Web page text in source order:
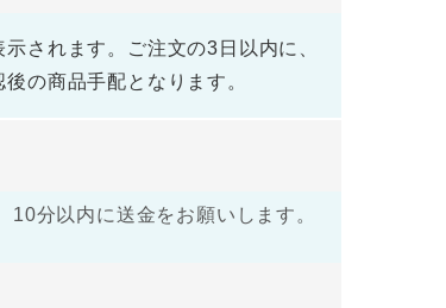
されます。ご注文の3日以内に、
の商品手配となります。
分以内に送金をお願いします。